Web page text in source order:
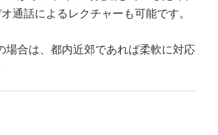
通話によるレクチャーも可能です。
場合は、都内近郊であれば柔軟に対応